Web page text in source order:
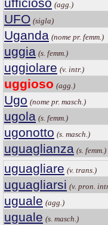
(agg.)
UFO (sigla)
Uganda (nome pr. femm.)
uggia (s. femm.)
uggiolare (v. intr.)
uggioso (agg.)
Ugo (nome pr. masch.)
ugola (s. femm.)
ugonotto (s. masch.)
uguaglianza (s. femm.)
uguagliare (v. trans.)
uguagliarsi (v. pron.
uguale (agg.)
uguale (s. masch.)